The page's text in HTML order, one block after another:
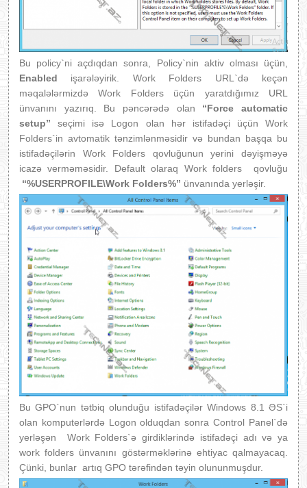
Bu policy`ni açdıqdan sonra, Policy`nin aktiv olması üçün,
Enabled işarələyirik. Work Folders URL`də keçən
məqalələrmizdə Work Folders üçün yaratdığımız URL
ünvanını yazırıq. Bu pəncərədə olan “Force automatic
setup” seçimi isə Logon olan hər istifadəçi üçün Work
Folders`in avtomatik tənzimlənməsidir və bundan başqa bu
istifadəçilərin Work Folders qovluğunun yerini dəyişməyə
icazə verməməsidir. Default olaraq Work folders qovluğu
“%USERPROFILE\Work Folders%” ünvanında yerləşir.
Bu GPO`nun tətbiq olunduğu istifadəçilər Windows 8.1 ƏS`i
olan komputerlərdə Logon olduqdan sonra Control Panel`də
yerləşən Work Folders`ə girdiklərində istifadəçi adı və ya
work folders ünvanını göstərməklərinə ehtiyac qalmayacaq.
Çünki, bunlar artıq GPO tərəfindən təyin olununmuşdur.